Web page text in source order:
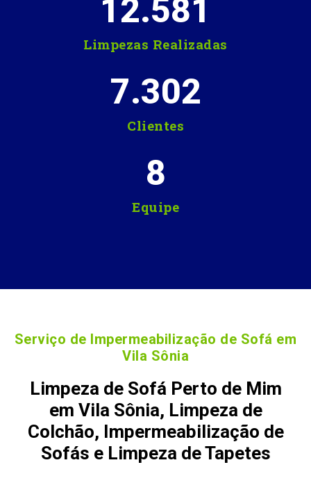
Limpezas Realizadas
12.581
Clientes
7.302
Equipe
8
Serviço de Impermeabilização de Sofá em
Vila Sônia
Limpeza de Sofá Perto de Mim
em Vila Sônia, Limpeza de
Colchão, Impermeabilização de
Sofás e Limpeza de Tapetes